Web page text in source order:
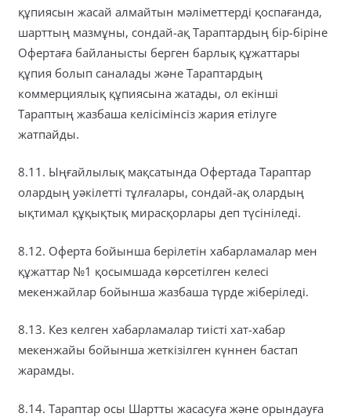
құпиясын жасай алмайтын мәліметтерді қоспағанда,
шарттың мазмұны, сондай-ақ Тараптардың бір-біріне
Офертаға байланысты берген барлық құжаттары
құпия болып саналады және Тараптардың
коммерциялық құпиясына жатады, ол екінші
Тараптың жазбаша келісімінсіз жария етілуге
жатпайды.
8.11. Ыңғайлылық мақсатында Офертада Тараптар
олардың уәкілетті тұлғалары, сондай-ақ олардың
ықтимал құқықтық мирасқорлары деп түсініледі.
8.12. Оферта бойынша берілетін хабарламалар мен
құжаттар №1 қосымшада көрсетілген келесі
мекенжайлар бойынша жазбаша түрде жіберіледі.
8.13. Кез келген хабарламалар тиісті хат-хабар
мекенжайы бойынша жеткізілген күннен бастап
жарамды.
8.14. Тараптар осы Шартты жасасуға және орындауға